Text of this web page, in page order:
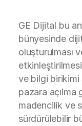
GE Dijital bu
bünyesinde
oluşturulması
ve bilgi birikimi
pazara açılma
madencilik ve
sürdürülebilir